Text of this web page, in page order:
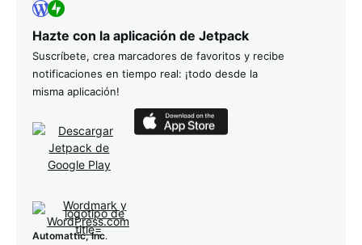
Hazte con la aplicación de Jetpack
Suscríbete, crea marcadores de favoritos y recibe
notificaciones en tiempo real: ¡todo desde la
misma aplicación!
Automattic, Inc.